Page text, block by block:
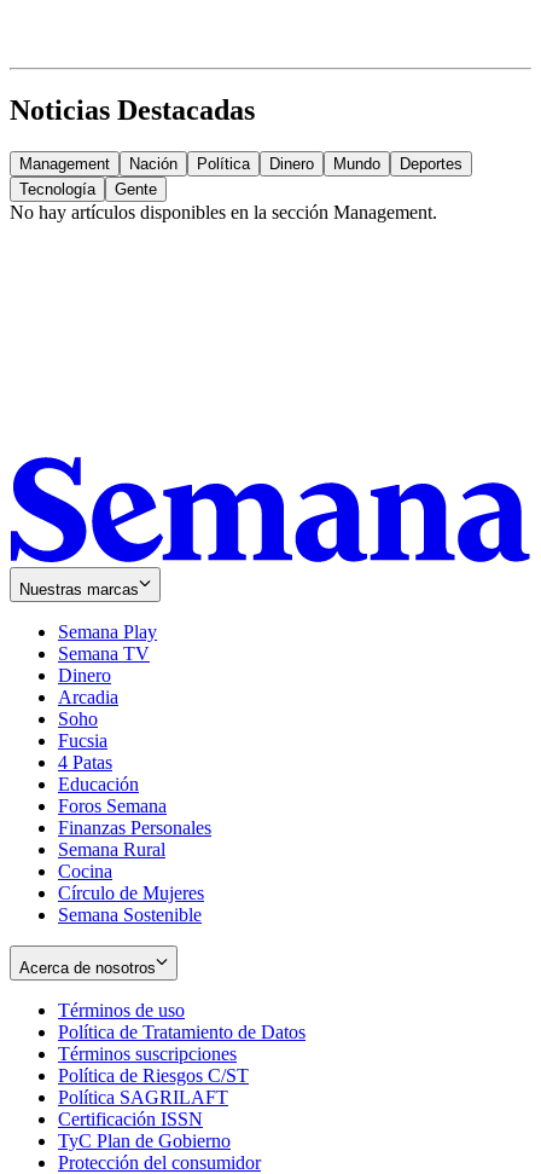
Noticias Destacadas
Management Nación Política Dinero Mundo
Deportes
Tecnología
Gente
No hay artículos disponibles en la sección Management.
Nuestras marcas
Semana Play
Semana TV
Dinero
Arcadia
Soho
in
new
window
Fucsia
in
new
window
4 Patas
Educación
Foros Semana
Finanzas Personales
Semana Rural
Cocina
Círculo de Mujeres
Semana Sostenible
Acerca de nosotros
Términos de uso
in
new
window
Política de Tratamiento de Datos
Términos suscripciones
in
Política de Riesgos C/ST
Política SAGRILAFT
new
window
Certificación ISSN
in
new
TyC Plan de Gobierno
in
Protección del consumidorOpens